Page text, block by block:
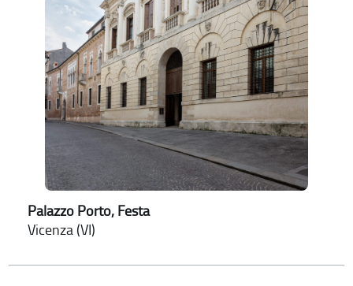
Palazzo Porto, Festa
Vicenza (VI)